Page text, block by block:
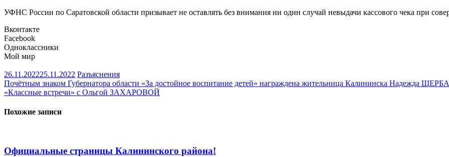
УФНС России по Саратовской области призывает не оставлять без внимания ни один случай невыдачи кассового чека при
Вконтакте
Facebook
Одноклассники
Мой мир
26.11.202225.11.2022 Разъяснения
Навигация
по
записям
Почётным знаком Губернатора области «За достойное воспитание детей» награждена жительница Калининска Надежда
«Классные встречи» с Ольгой ЗАХАРОВОЙ
Похожие записи
Официальные страницы Калининского района!